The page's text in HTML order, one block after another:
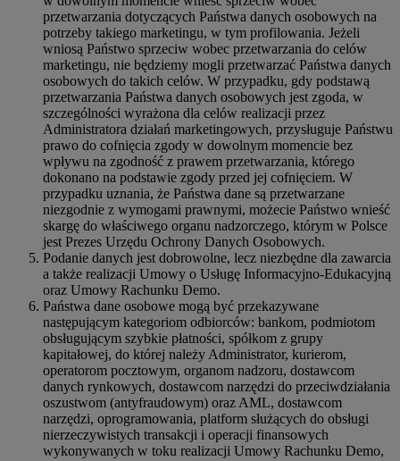
przetwarzania dotyczących Państwa danych osobowych na
potrzeby takiego marketingu, w tym profilowania. Jeżeli
wniosą Państwo sprzeciw wobec przetwarzania do celów
marketingu, nie będziemy mogli przetwarzać Państwa danych
osobowych do takich celów. W przypadku, gdy podstawą
przetwarzania Państwa danych osobowych jest zgoda, w
szczególności wyrażona dla celów realizacji przez
Administratora działań marketingowych, przysługuje Państwu
prawo do cofnięcia zgody w dowolnym momencie bez
wpływu na zgodność z prawem przetwarzania, którego
dokonano na podstawie zgody przed jej cofnięciem. W
przypadku uznania, że Państwa dane są przetwarzane
niezgodnie z wymogami prawnymi, możecie Państwo wnieść
skargę do właściwego organu nadzorczego, którym w Polsce
jest Prezes Urzędu Ochrony Danych Osobowych.
Podanie danych jest dobrowolne, lecz niezbędne dla zawarcia
a także realizacji Umowy o Usługę Informacyjno-Edukacyjną
oraz Umowy Rachunku Demo.
Państwa dane osobowe mogą być przekazywane
następującym kategoriom odbiorców: bankom, podmiotom
obsługującym szybkie płatności, spółkom z grupy
kapitałowej, do której należy Administrator, kurierom,
operatorom pocztowym, organom nadzoru, dostawcom
danych rynkowych, dostawcom narzędzi do przeciwdziałania
oszustwom (antyfraudowym) oraz AML, dostawcom
narzędzi, oprogramowania, platform służących do obsługi
nierzeczywistych transakcji i operacji finansowych
wykonywanych w toku realizacji Umowy Rachunku Demo,